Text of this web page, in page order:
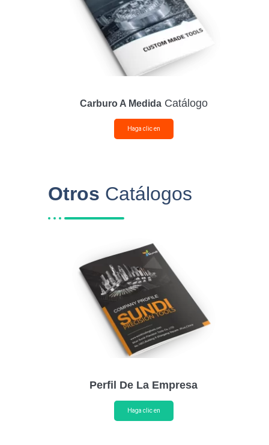
Carburo A MedidaCatálogo
Haga clic en
Otros Catálogos
Perfil De La Empresa
Haga clic en